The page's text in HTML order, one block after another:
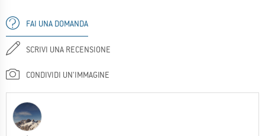
FAI UNA DOMANDA
SCRIVI UNA RECENSIONE
CONDIVIDI UN'IMMAGINE